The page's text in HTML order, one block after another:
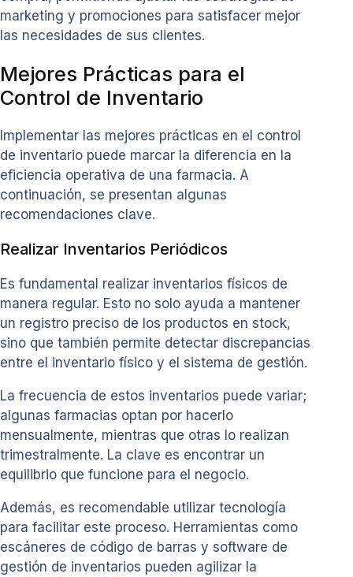
marketing y promociones para satisfacer mejor
las necesidades de sus clientes.
Mejores Prácticas para el
Control de Inventario
Implementar las mejores prácticas en el control
de inventario puede marcar la diferencia en la
eficiencia operativa de una farmacia. A
continuación, se presentan algunas
recomendaciones clave.
Realizar Inventarios Periódicos
Es fundamental realizar inventarios físicos de
manera regular. Esto no solo ayuda a mantener
un registro preciso de los productos en stock,
sino que también permite detectar discrepancias
entre el inventario físico y el sistema de gestión.
La frecuencia de estos inventarios puede variar;
algunas farmacias optan por hacerlo
mensualmente, mientras que otras lo realizan
trimestralmente. La clave es encontrar un
equilibrio que funcione para el negocio.
Además, es recomendable utilizar tecnología
para facilitar este proceso. Herramientas como
escáneres de código de barras y software de
gestión de inventarios pueden agilizar la